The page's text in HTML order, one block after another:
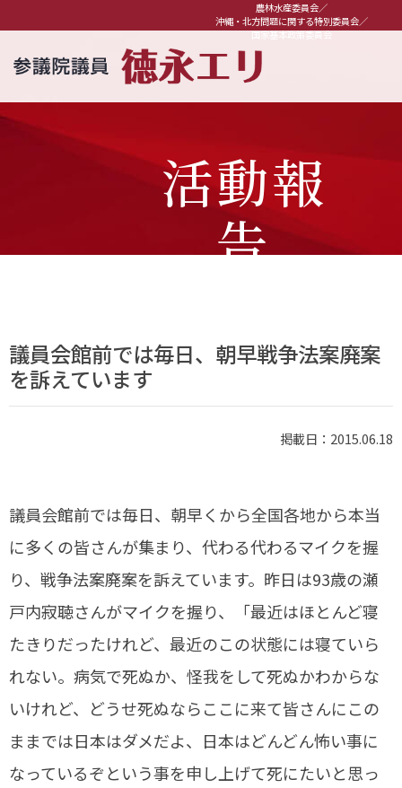
農林水産委員会／
沖縄・北方問題に関する特別委員会／
国家基本政策委員会
活動報
告
議員会館前では毎日、朝早戦争法案廃案
を訴えています
掲載日：2015.06.18
議員会館前では毎日、朝早くから全国各地から本当
に多くの皆さんが集まり、代わる代わるマイクを握
り、戦争法案廃案を訴えています。昨日は93歳の瀬
戸内寂聴さんがマイクを握り、「最近はほとんど寝
たきりだったけれど、最近のこの状態には寝ていら
れない。病気で死ぬか、怪我をして死ぬかわからな
いけれど、どうせ死ぬならここに来て皆さんにこの
ままでは日本はダメだよ、日本はどんどん怖い事に
なっているぞという事を申し上げて死にたいと思っ